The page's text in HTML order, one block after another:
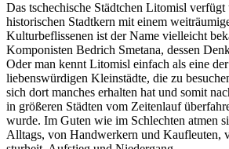
Das tschechische Städtchen Litomisl verfügt
historischen Stadtkern mit einem
Kulturbeflissenen ist der Name vielleicht
Komponisten Bedrich Smetana, dessen
Oder man kennt Litomisl einfach als eine
liebenswürdigen Kleinstädte, die zu
sich dort manches erhalten hat und somit
in größeren Städten vom Zeitenlauf
wurde. Im Guten wie im Schlechten atmen
Alltags, von Handwerkern und Kaufleuten,